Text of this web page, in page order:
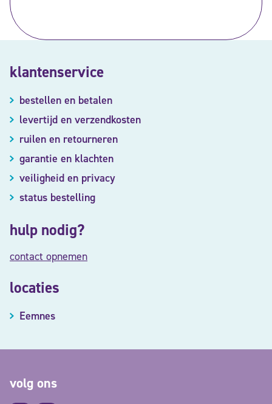
klantenservice
bestellen en betalen
levertijd en verzendkosten
ruilen en retourneren
garantie en klachten
veiligheid en privacy
status bestelling
hulp nodig?
contact opnemen
locaties
Eemnes
volg ons